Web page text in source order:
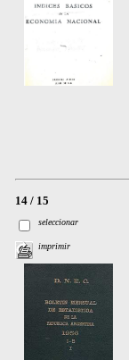
14 / 15
seleccionar
imprimir